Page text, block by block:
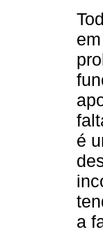
é
a